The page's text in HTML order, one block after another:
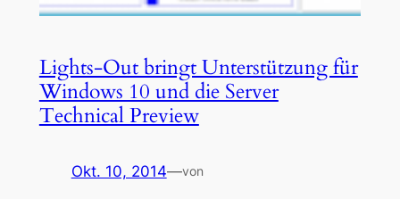
Lights-Out bringt Unterstützung für
Windows 10 und die Server
Technical Preview
Okt. 10, 2014—von